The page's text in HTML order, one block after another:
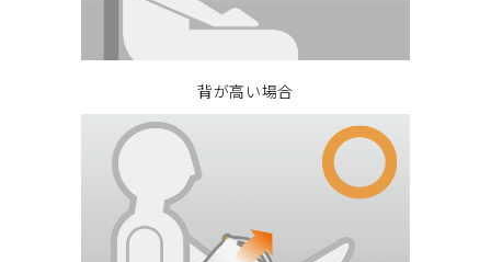
背が高い場合